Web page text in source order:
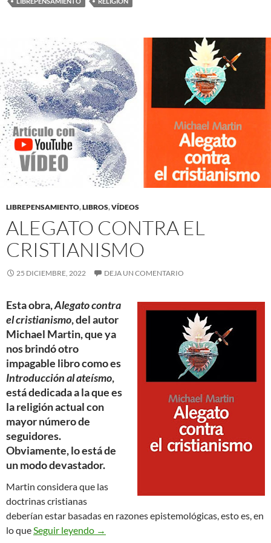
LIBREPENSAMIENTO,LIBROS,VÍDEOS
ALEGATO CONTRA EL
CRISTIANISMO
25 DICIEMBRE, 2022 DEJA UN COMENTARIO
Esta obra,Alegato contra
el cristianismo, del autor
Michael Martin, que ya
nos brindó otro
impagable libro como es
Introducción al ateísmo,
está dedicada a la que es
la religión actual con
mayor número de
seguidores.
Obviamente, lo está de
un modo devastador.
Martin considera que las
doctrinas cristianas
deberían estar basadas en razones epistemológicas, esto es, en
lo queSeguir leyendo Alegato contra el cristianismo
→